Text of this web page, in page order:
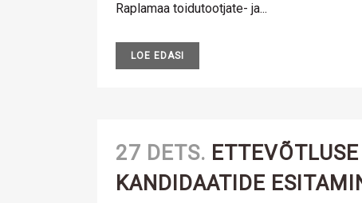
Raplamaa toidutootjate- ja...
LOE EDASI
27 DETS.
KANDIDAATIDE